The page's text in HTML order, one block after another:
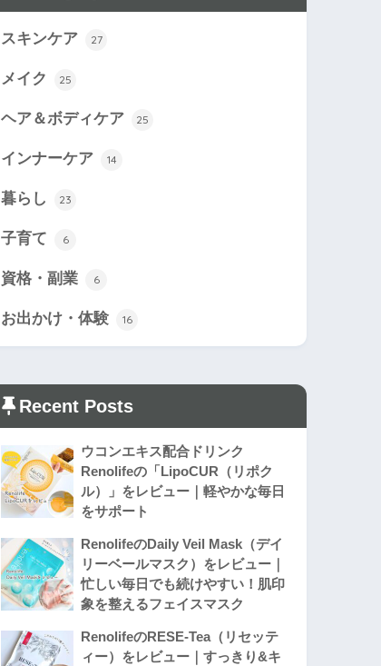
スキンケア 27
メイク 25
ヘア＆ボディケア 25
インナーケア 14
暮らし 23
子育て 6
資格・副業 6
お出かけ・体験 16
Recent Posts
ウコンエキス配合ドリンク
Renolifeの「LipoCUR（リポク
ル）」をレビュー｜軽やかな毎日
をサポート
RenolifeのDaily Veil Mask（デイ
リーベールマスク）をレビュー｜
忙しい毎日でも続けやすい！肌印
象を整えるフェイスマスク
RenolifeのRESE-Tea（リセッテ
ィー）をレビュー｜すっきり&キ